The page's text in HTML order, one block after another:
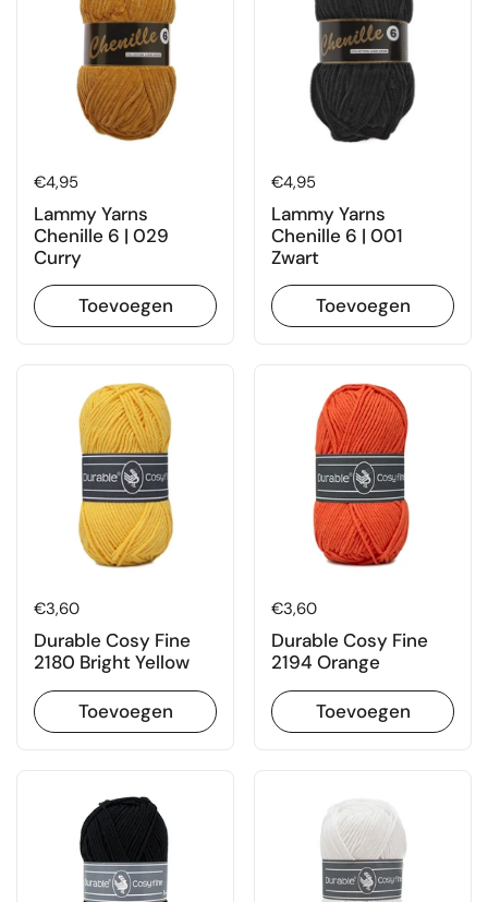
Prijs:
€4,95
Lammy Yarns
Chenille 6 | 029
Curry
Toevoegen
Prijs:
€4,95
Lammy Yarns
Chenille 6 | 001
Zwart
Toevoegen
Prijs:
€3,60
Durable Cosy Fine
2180 Bright Yellow
Toevoegen
Prijs:
€3,60
Durable Cosy Fine
2194 Orange
Toevoegen